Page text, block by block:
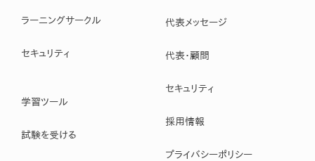
ラーニングサークル
セキュリティ
学習ツール
試験を受ける
代表メッセージ
代表・顧問
セキュリティ
採用情報
プライバシーポリシー